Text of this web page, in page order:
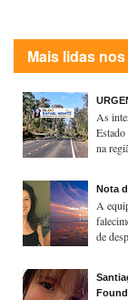
Mais lidas
As
na
Nota
A
de